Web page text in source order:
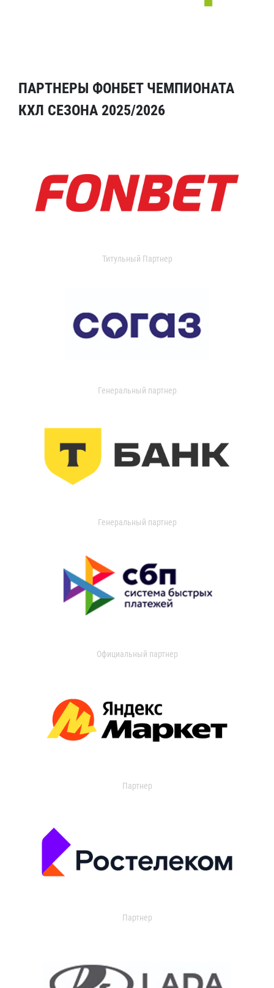
ПАРТНЕРЫ ФОНБЕТ ЧЕМПИОНАТА
КХЛ СЕЗОНА 2025/2026
Титульный Партнер
Генеральный партнер
Генеральный партнер
Официальный партнер
Партнер
Партнер